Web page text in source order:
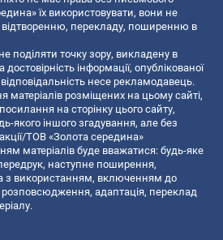
їх використовувати, вони не
перекладу, поширенню в
поділяти точку зору, викладену в
інформації, опублікованої
несе рекламодавець.
матеріалів розміщених на цьому сайті,
на сторінку цього сайту,
якого іншого згадування, але без
ТОВ «Золота середина»
матеріалів буде вважатися: будь-яке
наступне поширення,
з використанням, включенням до
розповсюдження, адаптація, переклад